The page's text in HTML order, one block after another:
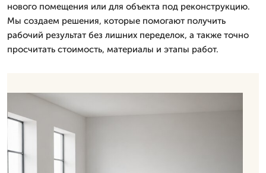
нового помещения или для объекта под реконструкцию.
Мы создаем решения, которые помогают получить
рабочий результат без лишних переделок, а также точно
просчитать стоимость, материалы и этапы работ.